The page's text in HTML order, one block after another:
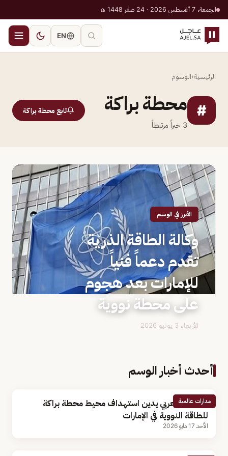
الجمعة، 7 أغسطس 2026 · 24 صفر 1448 هـ
EN
الرئيسية‹الوسوم
# محطة براكة
3 خبراً مرتبطاً
تابع محطة براكة
الأبرز في الوسم
وكالة الطاقة الذرية
تقدم دعماً فنياً
للإمارات بعد هجوم
على محطة نووية
الأربعاء 3 يونيو 2026
أحدث أخبار الوسم
مدارات عالمية
البرلمان العربي يدين استهداف محيط محطة براكة
للطاقة النووية في الإمارات
الأحد 17 مايو 2026